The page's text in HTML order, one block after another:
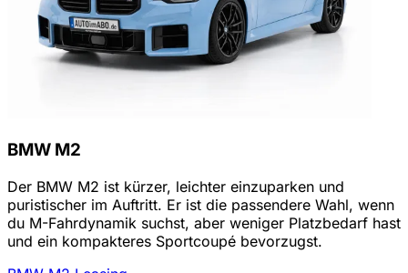
BMW M2
Der BMW M2 ist kürzer, leichter einzuparken und
puristischer im Auftritt. Er ist die passendere Wahl, wenn
du M-Fahrdynamik suchst, aber weniger Platzbedarf hast
und ein kompakteres Sportcoupé bevorzugst.